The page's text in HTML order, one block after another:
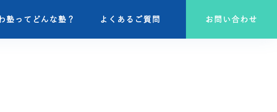
塾ってどんな塾？ よくあるご質問 お問い合わせ
塾ってどんな塾？ よくあるご質問 お問い合わせ